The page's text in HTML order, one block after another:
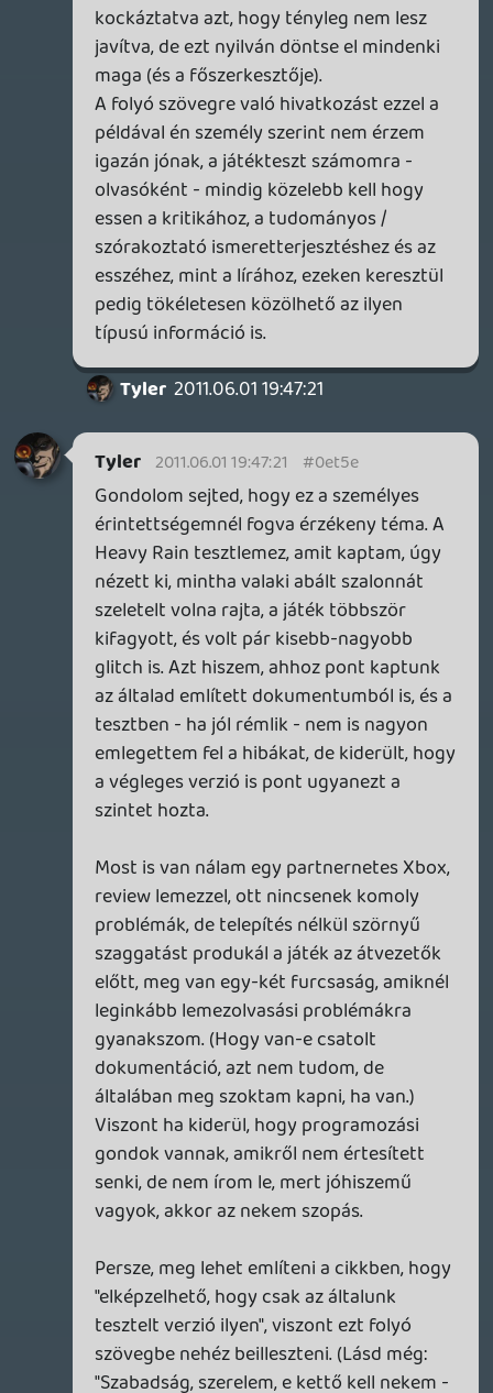
Vega 2011.06.01 19:01:57
Vega 2011.06.01 19:01:57 #0et5d
Minden kiadónak küldött build mellé
szokás "known issues" dokumentumot
mellékelni, ez mindenkinek az érdeke.
Annak idején, amikor forgalmazónál
dolgoztam, elég sok PR-ostól kaptam
olyan felszólítást, hogy az adott játékhoz
tartozó doksit mindenképpen küldjem el a
cikkíróknak, hogy tudják, ezek a hibák a
megjelenésig javítva lesznek.
Ha nem készül ilyen doksi, az a fejlesztő
(vagy a megbízott külső tesztelőcég, stb.)
felelőssége.
Ha készül, de nem jut el az újságíróig, az a
kiadó felelőssége.
hibaként hivatkozik erre, az az ő
felelőssége / erkölcstelensége / cinikus
mégsem javult).
Tyler 2011.06.01 17:37:03
2011.06.01 17:59:27 #0et5c
Amíg a következmények miatt nem az én
fejemnek kell fájnia, nem látok kivetnivalót
abban, hogy valaki olyan tartalmat
szolgáltasson az olvasóinak, ami
potenciálisan húszmillió embert
érdekelhet, és ezt olyankor hozza a
tudomásukra, amikor még tényleg
érdeklődésre tarthat számot. És ha ezt
meg tudják csinálni, megvan rá a
lehetőségük, akkor nem amatőrök.
Erre mondhatod, hogy
szenzációhajhászat, mert valóban az, de ez
nem összeegyeztethetetlen a
profizmussal - sőt, az online világban kéz a
kézben járnak. Tök jó lenne, ha egy indie
játék screenshotjaira vagy egy ötezer
szavas elemzésre jönne ötmillió kattintás,
de hát nem jön, és hiába felelsz meg a
szakmaiság minden követelményének, ha
az olvasókat nem érdekli, amit csinálsz.
A Gawker nyilván utánaszámolt, hogy
ezzel mennyit nyernek és mennyit
vesztenek, a többi meg innentől az ő
dolguk.
Oldern 2011.06.01 17:39:00
Oldern 2011.06.01 17:39:00 #0et5b
Semmilyen szempontból, sem szakmailag,
sem erkölcsileg, sem sehogyan nem
magyarázható meg egy el nem készült
termék történetének kiszivárogtatása.
Sehogyan sem. Ettől még előfordul, de ez